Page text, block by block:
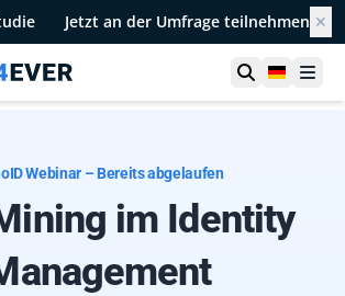
Jetzt an der Umfrage teilnehmen ✕
Suche
Webinar – Bereits abgelaufen
im Identity